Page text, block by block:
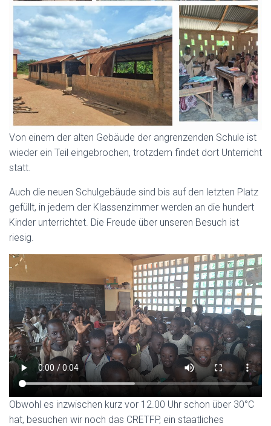
Von einem der alten Gebäude der angrenzenden Schule ist
wieder ein Teil eingebrochen, trotzdem findet dort Unterricht
statt.
Auch die neuen Schulgebäude sind bis auf den letzten Platz
gefüllt, in jedem der Klassenzimmer werden an die hundert
Kinder unterrichtet. Die Freude über unseren Besuch ist
riesig.
Obwohl es inzwischen kurz vor 12.00 Uhr schon über 30°C
hat, besuchen wir noch das CRETFP, ein staatliches